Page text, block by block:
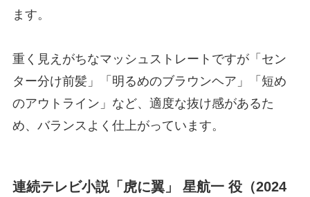
ます。
重く見えがちなマッシュストレートですが「セン
ター分け前髪」「明るめのブラウンヘア」「短め
のアウトライン」など、適度な抜け感があるた
め、バランスよく仕上がっています。
連続テレビ小説「虎に翼」 星航一 役（2024